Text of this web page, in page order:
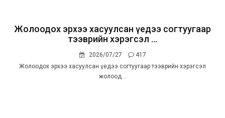
Жолоодох эрхээ хасуулсан үедээ согтуугаар
тээврийн хэрэгсэл ...
2026/07/27
417
Жолоодох эрхээ хасуулсан үедээ согтуугаар тээврийн хэрэгсэл
жолоод...